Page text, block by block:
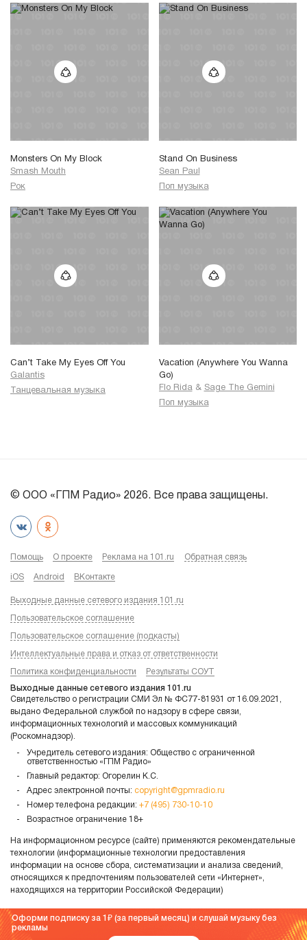
Monsters On My Block
Smash Mouth
Рок
Stand On Business
Sean Paul
Поп музыка
Can’t Take My Eyes Off You
Galantis
Танцевальная музыка
Vacation (Anywhere You Wanna
Go)
Flo Rida & Sage The Gemini
Поп музыка
© ООО «ГПМ Радио» 2026. Все права защищены.
Помощь О проекте Реклама на 101.ru Обратная связь
iOS Android ВКонтакте
Выходные данные сетевого издания 101.ru
Пользовательское соглашение
Пользовательское соглашение (подкасты)
Интеллектуальные права и отказ от ответственности
Политика конфиденциальности Результаты СОУТ
Выходные данные сетевого издания 101.ru
Свидетельство о регистрации СМИ Эл № ФС77-81931 от 16.09.2021,
выдано Федеральной службой по надзору в сфере связи,
информационных технологий и массовых коммуникаций
(Роскомнадзор).
Учредитель сетевого издания: Общество с ограниченной
ответственностью «ГПМ Радио»
Главный редактор: Огорелин К.С.
Адрес электронной почты: copyright@gpmradio.ru
Номер телефона редакции: +7 (495) 730-10-10
Возрастное ограничение 18+
На информационном ресурсе (сайте) применяются рекомендательные
технологии (информационные технологии предоставления
информации на основе сбора, систематизации и анализа сведений,
относящихся к предпочтениям пользователей сети «Интернет»,
находящихся на территории Российской Федерации)
Оформи подписку за 1
(за первый месяц) и слушай музыку без
рекламы